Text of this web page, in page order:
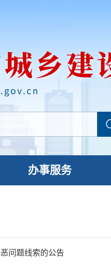
办事服务
问题线索的公告